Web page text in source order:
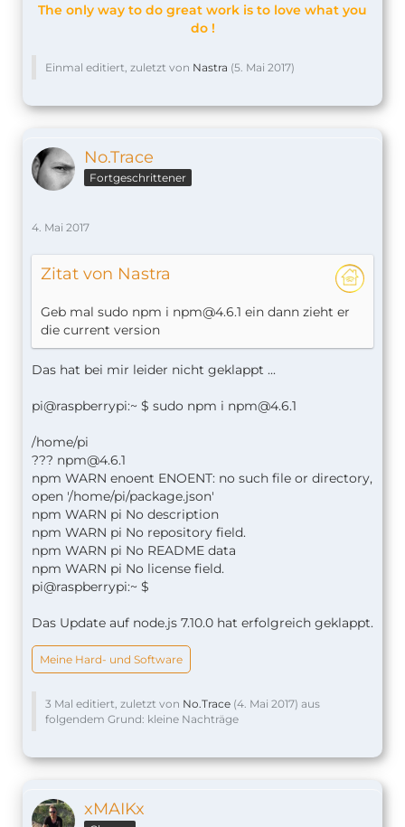
The only way to do great work is to love what you
do !
Einmal editiert, zuletzt von Nastra (5. Mai 2017)
No.Trace
Fortgeschrittener
4. Mai 2017
Zitat von Nastra
Geb mal sudo npm i npm@4.6.1 ein dann zieht er
die current version
Das hat bei mir leider nicht geklappt ...
pi@raspberrypi:~ $ sudo npm i npm@4.6.1
/home/pi
??? npm@4.6.1
npm WARN enoent ENOENT: no such file or directory,
open '/home/pi/package.json'
npm WARN pi No description
npm WARN pi No repository field.
npm WARN pi No README data
npm WARN pi No license field.
pi@raspberrypi:~ $
Das Update auf node.js 7.10.0 hat erfolgreich geklappt.
Meine Hard- und Software
3 Mal editiert, zuletzt von No.Trace (4. Mai 2017) aus
folgendem Grund: kleine Nachträge
xMAIKx